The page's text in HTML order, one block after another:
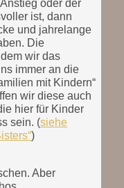
oder der
ist, dann
und jahrelange
Die
wir das
immer an die
mit Kindern“
wir diese auch
hier für Kinder
sein. (siehe
)
Aber